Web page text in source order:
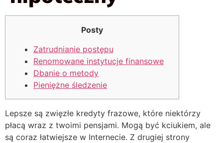
Posty
Zatrudnianie postępu
Renomowane instytucje finansowe
Dbanie o metody
Pieniężne śledzenie
Lepsze są zwięzłe kredyty frazowe, które niektórzy
płacą wraz z twoimi pensjami. Mogą być kciukiem, ale
są coraz łatwiejsze w Internecie. Z drugiej strony